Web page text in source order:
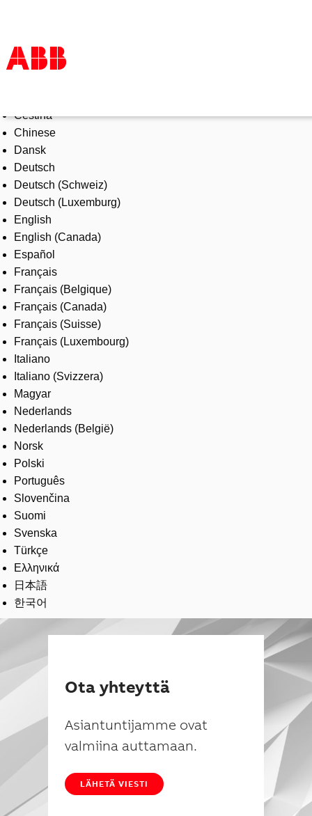
Tuotteet ja järjestelmät
Toimialat
Palvelut
ABB lyhyesti
Mistä ostaa
Ota yhteyttä
ABB-uralle
Čeština
Chinese
Dansk
Deutsch
Deutsch (Schweiz)
Deutsch (Luxemburg)
English
English (Canada)
Español
Français
Français (Belgique)
Français (Canada)
Français (Suisse)
Français (Luxembourg)
Italiano
Italiano (Svizzera)
Magyar
Nederlands
Nederlands (België)
Norsk
Polski
Português
Slovenčina
Suomi
Svenska
Türkçe
Ελληνικά
日本語
한국어
Ota yhteyttä
Asiantuntijamme ovat
valmiina auttamaan.
LÄHETÄ VIESTI